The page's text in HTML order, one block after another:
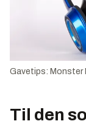
Gavetips: Monster
Til den